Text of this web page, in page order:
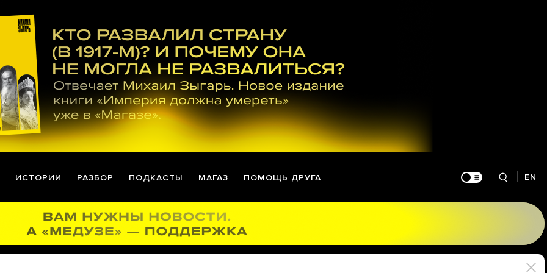
ИСТОРИИ РАЗБОР ПОДКАСТЫ МАГАЗ ПОМОЩЬ ДРУГА EN